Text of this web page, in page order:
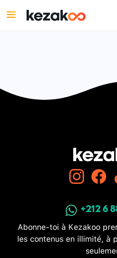
+212 6
Abonne-toi à Kezakoo
les contenus en illimité, à